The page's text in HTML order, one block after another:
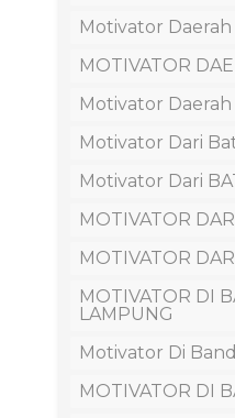
Motivator
MOTIVATOR
Motivator Daerah
Motivator Dari
Motivator Dari
MOTIVATOR
MOTIVATOR
MOTIVATOR DI
LAMPUNG
Motivator Di
MOTIVATOR DI